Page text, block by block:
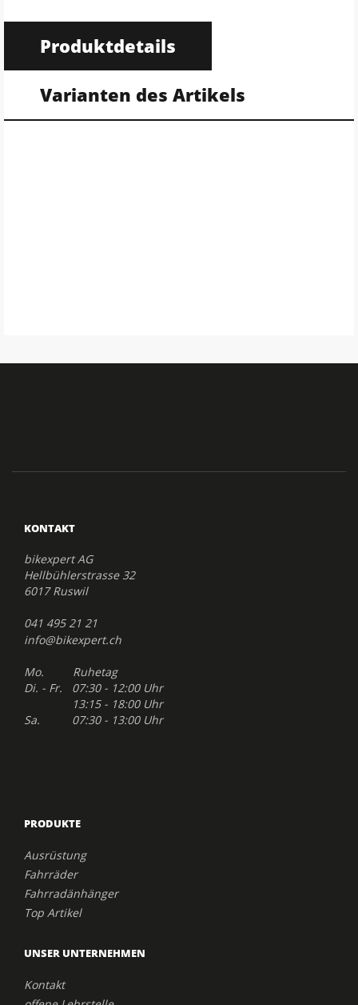
Produktdetails
Varianten des Artikels
KONTAKT
bikexpert AG
Hellbühlerstrasse 32
6017 Ruswil
041 495 21 21
info@bikexpert.ch
Mo. Ruhetag
Di. - Fr. 07:30 - 12:00 Uhr
13:15 - 18:00 Uhr
Sa. 07:30 - 13:00 Uhr
PRODUKTE
Ausrüstung
Fahrräder
Fahrradänhänger
Top Artikel
UNSER UNTERNEHMEN
Kontakt